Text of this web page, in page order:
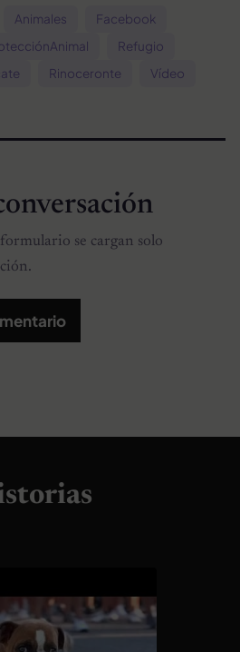
Animales
Facebook
Refugio
Rinoceronte Vídeo
se cargan solo